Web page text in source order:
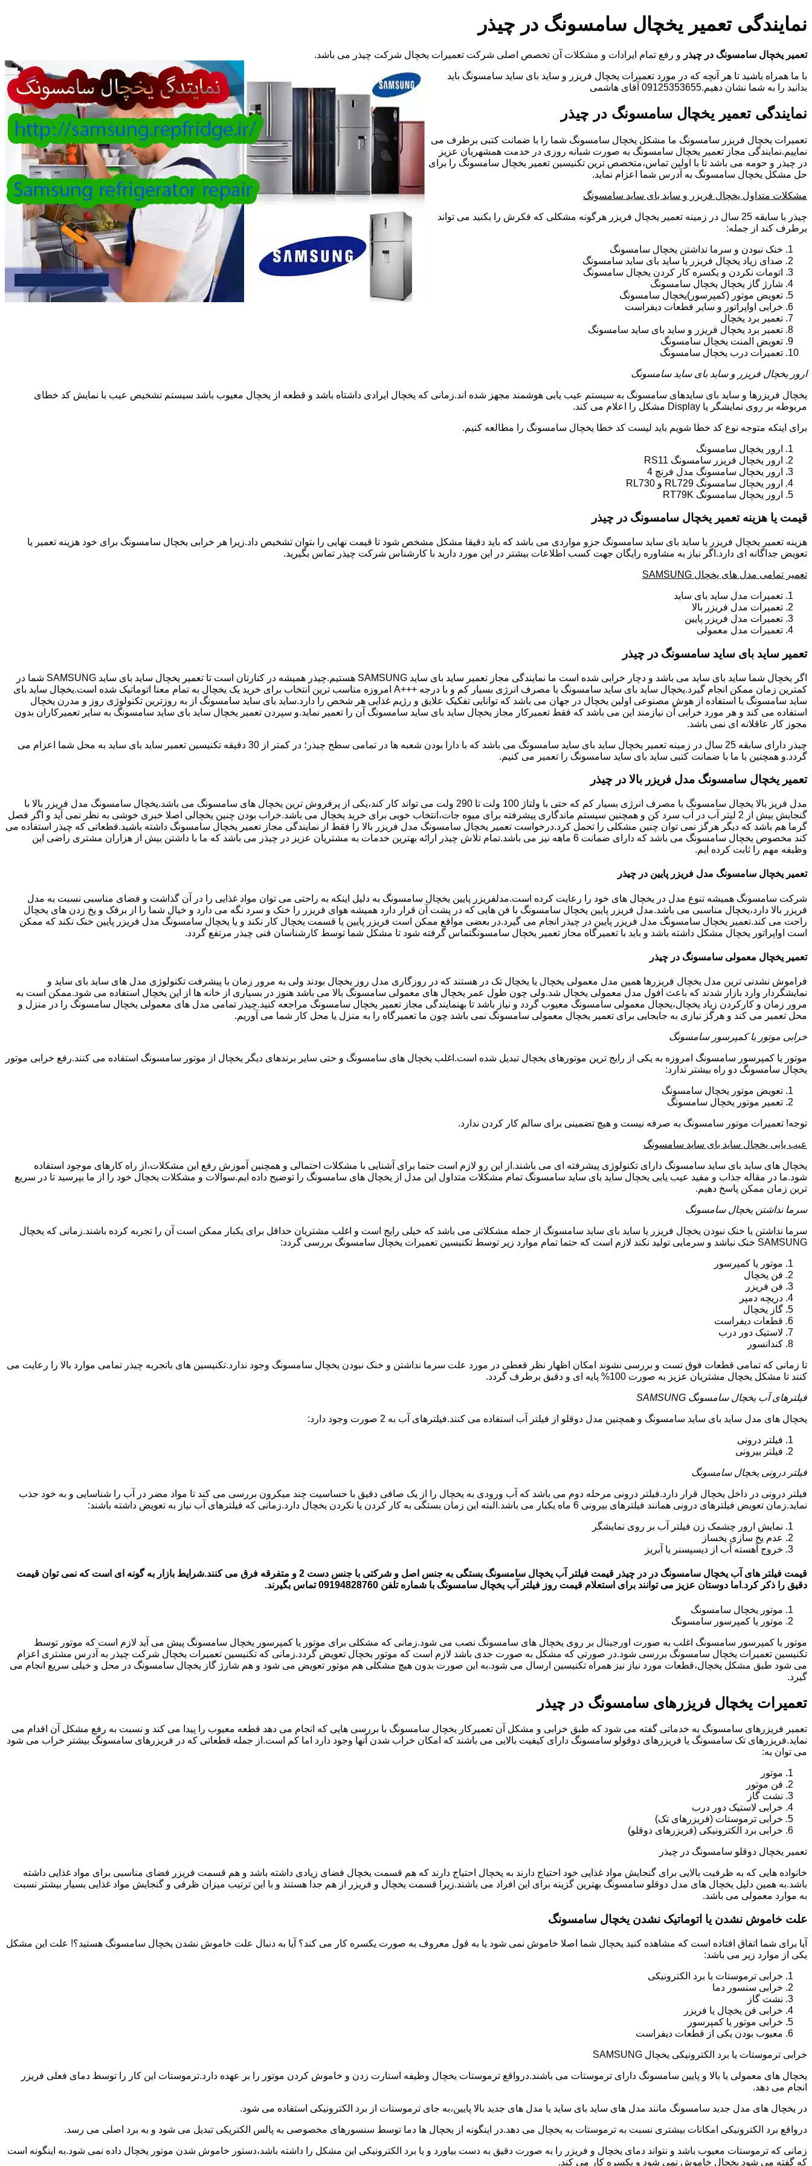
نمایندگی تعمیر یخچال سامسونگ در چیذر
تعمیر یخچال سامسونگ در چیذر و رفع تمام ایرادات و مشکلات آن تخصص اصلی شرکت تعمیرات یخچال شرکت چیذر می باشد.
با ما همراه باشید تا هر آنچه که در مورد تعمیرات یخچال فریزر و ساید بای ساید سامسونگ باید
بدانید را به شما نشان دهیم.09125353655 آقای هاشمی
نمایندگی تعمیر یخچال سامسونگ در چیذر
تعمیرات یخچال فریزر سامسونگ ما مشکل یخچال سامسونگ شما را با ضمانت کتبی برطرف می
نماییم.نمایندگی مجاز تعمیر یخچال سامسونگ به صورت شبانه روزی در خدمت همشهریان عزیز
در چیذر و حومه می باشد تا با اولین تماس،متخصص ترین تکنیسین تعمیر یخچال سامسونگ را برای
حل مشکل یخچال سامسونگ به آدرس شما اعزام نماید.
مشکلات متداول یخچال فریزر و ساید بای ساید سامسونگ
چیذر با سابقه 25 سال در زمینه تعمیر یخچال فریزر هرگونه مشکلی که فکرش را بکنید می تواند
برطرف کند از جمله:
خنک نبودن و سرما نداشتن یخچال سامسونگ
صدای زیاد یخچال فریزر یا ساید بای ساید سامسونگ
اتومات نکردن و یکسره کار کردن یخچال سامسونگ
شارژ گاز یخچال یخچال سامسونگ
تعویض موتور (کمپرسور)یخچال سامسونگ
خرابی اواپراتور و سایر قطعات دیفراست
تعمیر برد یخچال
تعمیر برد یخچال فریزر و ساید بای ساید سامسونگ
تعویض المنت یخچال سامسونگ
تعمیرات درب یخچال سامسونگ
ارور یخچال فریزر و ساید بای ساید سامسونگ
یخچال فریزرها و ساید بای سایدهای سامسونگ به سیستم عیب یابی هوشمند مجهز شده اند.زمانی که یخچال ایرادی داشتاه باشد و قطعه از یخچال معیوب باشد سیستم تشخیص عیب با نمایش کد خطای
مربوطه بر روی نمایشگر یا Display مشکل را اعلام می کند.
برای اینکه متوجه نوع کد خطا شویم باید لیست کد خطا یخچال سامسونگ را مطالعه کنیم.
ارور یخچال سامسونگ
ارور یخچال فریزر سامسونگ RS11
ارور یخچال سامسونگ مدل فرنچ 4
ارور یخچال سامسونگ RL729 و RL730
ارور یخچال سامسونگ RT79K
قیمت یا هزینه تعمیر یخچال سامسونگ در چیذر
هزینه تعمیر یخچال فریزر یا ساید بای ساید سامسونگ جزو مواردی می باشد که باید دقیقا مشکل مشخص شود تا قیمت نهایی را بتوان تشخیص داد.زیرا هر خرابی یخچال سامسونگ برای خود هزینه تعمیر یا
تعویض جداگانه ای دارد.اگر نیاز به مشاوره رایگان جهت کسب اطلاعات بیشتر در این مورد دارید با کارشناس شرکت چیذر تماس بگیرید.
تعمیر تمامی مدل های یخچال SAMSUNG
تعمیرات مدل ساید بای ساید
تعمیرات مدل فریزر بالا
تعمیرات مدل فریزر پایین
تعمیرات مدل معمولی
تعمیر ساید بای ساید سامسونگ در چیذر
اگر یخچال شما ساید بای ساید می باشد و دچار خرابی شده است ما نمایندگی مجاز تعمیر ساید بای ساید SAMSUNG هستیم.چیذر همیشه در کنارتان است تا تعمیر یخچال ساید بای ساید SAMSUNG شما در
کمترین زمان ممکن انجام گیرد.یخچال ساید بای ساید سامسونگ با مصرف انرژی بسیار کم و با درجه +++A امروزه مناسب ترین انتخاب برای خرید یک یخچال به تمام معنا اتوماتیک شده است.یخچال ساید بای
ساید سامسونگ با استفاده از هوش مصنوعی اولین یخچال در جهان می باشد که توانایی تفکیک علایق و رژیم غذایی هر شخص را دارد.ساید بای ساید سامسونگ از به روزترین تکنولوژی روز و مدرن یخچال
استفاده می کند و هر مورد خرابی آن نیازمند این می باشد که فقط تعمیرکار مجاز یخچال ساید بای ساید سامسونگ آن را تعمیر نماید.و سپردن تعمیر یخچال ساید بای ساید سامسونگ به سایر تعمیرکاران بدون
مجوز کار عاقلانه ای نمی باشد.
چیذر دارای سابقه 25 سال در زمینه تعمیر یخچال ساید بای ساید سامسونگ می باشد که با دارا بودن شعبه ها در تمامی سطح چیذر؛ در کمتر از 30 دقیقه تکنیسین تعمیر ساید بای ساید به محل شما اعزام می
گردد.و همچنین با ما با ضمانت کتبی ساید بای ساید سامسونگ را تعمیر می کنیم.
تعمیر یخچال سامسونگ مدل فریزر بالا در چیذر
مدل فریز بالا یخچال سامسونگ با مصرف انرژی بسیار کم که حتی با ولتاژ 100 ولت تا 290 ولت می تواند کار کند،یکی از پرفروش ترین یخچال های سامسونگ می باشد.یخچال سامسونگ مدل فریزر بالا با
گنجایش بیش از 2 لیتر آب در آب سرد کن و همچنین سیستم ماندگاری پیشرفته برای میوه جات،انتخاب خوبی برای خرید یخچال می باشد.خراب بودن چنین یخچالی اصلا خبری خوشی به نظر نمی آید و اگر فصل
گرما هم باشد که دیگر هرگز نمی توان چنین مشکلی را تحمل کرد.درخواست تعمیر یخچال سامسونگ مدل فریزر بالا را فقط از نمایندگی مجاز تعمیر یخچال سامسونگ داشته باشید.قطعاتی که چیذر استفاده می
کند مخصوص یخچال سامسونگ می باشد که دارای ضمانت 6 ماهه نیز می باشد.تمام تلاش چیذر ارائه بهترین خدمات به مشتریان عزیز در چیذر می باشد که ما با داشتن بیش از هزاران مشتری راضی این
وظیفه مهم را ثابت کرده ایم.
تعمیر یخچال سامسونگ مدل فریزر پایین در چیذر
شرکت سامسونگ همیشه تنوع مدل در یخچال های خود را رعایت کرده است.مدلفریزر پایین یخچال سامسونگ به دلیل اینکه به راحتی می توان مواد غذایی را در آن گذاشت و فضای مناسبی نسبت به مدل
فریزر بالا دارد،یخچال مناسبی می باشد.مدل فریزر پایین یخچال سامسونگ با فن هایی که در پشت آن قرار دارد همیشه هوای فریزر را خنک و سرد نگه می دارد و خیال شما را از برفک و یخ زدن های یخچال
راحت می کند.تعمیر یخچال سامسونگ مدل فریزر پایین در چیذر انجام می گیرد.در بعضی مواقع ممکن است فریزر پایین یا قسمت یخچال کار نکند و یا یخچال سامسونگ مدل فریزر پایین خنک نکند که ممکن
است اواپراتور یخچال مشکل داشته باشد و باید با تعمیرگاه مجاز تعمیر یخچال سامسونگتماس گرفته شود تا مشکل شما توسط کارشناسان فنی چیذر مرتفع گردد.
تعمیر یخچال معمولی سامسونگ در چیذر
فراموش نشدنی ترین مدل یخچال فریزرها همین مدل معمولی یخچال یا یخچال تک در هستند که در روزگاری مدل روز یخچال بودند ولی به مرور زمان با پیشرفت تکنولوژی مدل های ساید بای ساید و
نمایشگردار وارد بازار شدند که باعث افول مدل معمولی یخچال شد.ولی چون طول عمر یخچال های معمولی سامسونگ بالا می باشد هنوز در بسیاری از خانه ها از این یخچال استفاده می شود.ممکن است به
مرور زمان و کارکردن زیاد یخچال،یخچال معمولی سامسونگ معیوب گردد و نیاز باشد تا بهنمایندگی مجاز تعمیر یخچال سامسونگ مراجعه کنید.چیذر تمامی مدل های معمولی یخچال سامسونگ را در منزل و
محل تعمیر می کند و هرگز نیازی به جابجایی برای تعمیر یخچال معمولی سامسونگ نمی باشد چون ما تعمیرگاه را به منزل یا محل کار شما می آوریم.
خرابی موتور یا کمپرسور سامسونگ
موتور یا کمپرسور سامسونگ امروزه به یکی از رایج ترین موتورهای یخچال تبدیل شده است.اغلب یخچال های سامسونگ و حتی سایر برندهای دیگر یخچال از موتور سامسونگ استفاده می کنند.رفع خرابی موتور
یخچال سامسونگ دو راه بیشتر ندارد:
تعویض موتور یخچال سامسونگ
تعمیر موتور یخچال سامسونگ
توجه! تعمیرات موتور سامسونگ به صرفه نیست و هیچ تضمینی برای سالم کار کردن ندارد.
عیب یابی یخچال ساید بای ساید سامسونگ
یخچال های ساید بای ساید سامسونگ دارای تکنولوژی پیشرفته ای می باشند.از این رو لازم است حتما برای آشنایی با مشکلات احتمالی و همچنین آموزش رفع این مشکلات،از راه کارهای موجود استفاده
شود.ما در مقاله جذاب و مفید عیب یابی یخچال ساید بای ساید سامسونگ تمام مشکلات متداول این مدل از یخچال های سامسونگ را توضیح داده ایم.سوالات و مشکلات یخچال خود را از ما بپرسید تا در سریع
ترین زمان ممکن پاسخ دهیم.
سرما نداشتن یخچال سامسونگ
سرما نداشتن یا خنک نبودن یخچال فریزر یا ساید بای ساید سامسونگ از جمله مشکلاتی می باشد که خیلی رایج است و اغلب مشتریان حداقل برای یکبار ممکن است آن را تجربه کرده باشند.زمانی که یخچال
SAMSUNG خنک نباشد و سرمایی تولید نکند لازم است که حتما تمام موارد زیر توسط تکنیسین تعمیرات یخچال سامسونگ بررسی گردد:
موتور یا کمپرسور
فن یخچال
فن فریزر
دریچه دمپر
گاز یخچال
قطعات دیفراست
لاستیک دور درب
کندانسور
تا زمانی که تمامی قطعات فوق تست و بررسی نشوند امکان اظهار نظر قعطی در مورد علت سرما نداشتن و خنک نبودن یخچال سامسونگ وجود ندارد.تکنیسین های باتجربه چیذر تمامی موارد بالا را رعایت می
کنند تا مشکل یخچال مشتریان عزیز به صورت 100% پایه ای و دقیق برطرف گردد.
فیلترهای آب یخچال سامسونگ SAMSUNG
یخچال های مدل ساید بای ساید سامسونگ و همچنین مدل دوقلو از فیلتر آب استفاده می کنند.فیلترهای آب به 2 صورت وجود دارد:
فیلتر درونی
فیلتر بیرونی
فیلتر درونی یخچال سامسونگ
فیلتر درونی در داخل یخچال قرار دارد.فیلتر درونی مرحله دوم می باشد که آب ورودی به یخچال را از یک صافی دقیق با حساسیت چند میکرون بررسی می کند تا مواد مضر در آب را شناسایی و به خود جذب
نماید.زمان تعویض فیلترهای درونی همانند فیلترهای بیرونی 6 ماه یکبار می باشد.البته این زمان بستگی به کار کردن یا نکردن یخچال دارد.زمانی که فیلترهای آب نیاز به تعویض داشته باشند:
نمایش ارور چشمک زن فیلتر آب بر روی نمایشگر
عدم یخ سازی یخساز
خروج آهسته آب از دیسپسنر یا آبریز
قیمت فیلتر های آب یخچال سامسونگ در در چیذر قیمت فیلتر آب یخچال سامسونگ بستگی به جنس اصل و شرکتی با جنس دست 2 و متفرقه فرق می کنند.شرایط بازار به گونه ای است که نمی توان قیمت
دقیق را ذکر کرد.اما دوستان عزیز می توانند برای استعلام قیمت روز فیلتر آب یخچال سامسونگ با شماره تلفن 09194828760 تماس بگیرند.
موتور یخچال سامسونگ
موتور یا کمپرسور سامسونگ
موتور یا کمپرسور سامسونگ اغلب به صورت اورجینال بر روی یخچال های سامسونگ نصب می شود.زمانی که مشکلی برای موتور یا کمپرسور یخچال سامسونگ پیش می آید لازم است که موتور توسط
تکنیسین تعمیرات یخچال سامسونگ بررسی شود.در صورتی که مشکل به صورت جدی باشد لازم است که موتور یخچال تعویض گردد.زمانی که تکنیسین تعمیرات یخچال شرکت چیذر به آدرس مشتری اعزام
می شود طبق مشکل یخچال،قطعات مورد نیاز نیز همراه تکنیسین ارسال می شود.به این صورت بدون هیچ مشکلی هم موتور تعویض می شود و هم شارژ گاز یخچال سامسونگ در محل و خیلی سریع انجام می
گیرد.
تعمیرات یخچال فریزرهای سامسونگ در چیذر
تعمیر فریزرهای سامسونگ به خدماتی گفته می شود که طبق خرابی و مشکل آن تعمیرکار یخچال سامسونگ با بررسی هایی که انجام می دهد قطعه معیوب را پیدا می کند و نسبت به رفع مشکل آن اقدام می
نماید.فریزرهای تک سامسونگ یا فریزرهای دوقولو سامسونگ دارای کیفیت بالایی می باشند که امکان خراب شدن آنها وجود دارد اما کم است.از جمله قطعاتی که در فریزرهای سامسونگ بیشتر خراب می شود
می توان به:
موتور
فن موتور
نشت گاز
خرابی لاستیک دور درب
خرابی ترموستات (فریزرهای تک)
خرابی برد الکترونیکی (فریزرهای دوقلو)
تعمیر یخچال دوقلو سامسونگ در چیذر
خانواده هایی که به ظرفیت بالایی برای گنجایش مواد غذایی خود احتیاج دارند به یخچال احتیاج دارند که هم قسمت یخچال فضای زیادی داشته باشد و هم قسمت فریزر فضای مناسبی برای مواد غذایی داشته
باشد.به همین دلیل یخچال های مدل دوقلو سامسونگ بهترین گزینه برای این افراد می باشند.زیرا قسمت یخچال و فریزر از هم جدا هستند و با این ترتیب میزان ظرفی و گنجایش مواد غذایی بسیار بیشتر نسبت
به موارد معمولی می باشد.
علت خاموش نشدن یا اتوماتیک نشدن یخچال سامسونگ
آیا برای شما اتفاق افتاده است که مشاهده کنید یخچال شما اصلا خاموش نمی شود یا به قول معروف به صورت یکسره کار می کند؟ آیا به دنبال علت خاموش نشدن یخچال سامسونگ هستید؟! علت این مشکل
یکی از موارد زیر می باشد:
خرابی ترموستات یا برد الکترونیکی
خرابی سنسور دما
نشت گاز
خرابی فن یخچال یا فریزر
خرابی موتور یا کمپرسور
معیوب بودن یکی از قطعات دیفراست
خرابی ترموستات یا برد الکترونیکی یخچال SAMSUNG
یخچال های معمولی یا بالا و پایین سامسونگ دارای ترموستات می باشند.درواقع ترموستات یخچال وظیفه استارت زدن و خاموش کردن موتور را بر عهده دارد.ترموستات این کار را توسط دمای فعلی فریزر
انجام می دهد.
در یخچال های مدل جدید سامسونگ مانند مدل های ساید بای ساید یا مدل های جدید بالا پایین،به جای ترموستات از برد الکترونیکی استفاده می شود.
درواقع برد الکترونیکی امکانات بیشتری نسبت به ترموستات به یخچال می دهد.در اینگونه از یخچال ها دما توسط سنسورهای مخصوصی به پالس الکتریکی تبدیل می شود و به برد اصلی می رسد.
زمانی که ترموستات معیوب باشد و نتواند دمای یخچال و فریزر را به صورت دقیق به دست بیاورد و یا برد الکترونیکی این مشکل را داشته باشد،دستور خاموش شدن موتور یخچال داده نمی شود.به اینگونه است
که گفته می شود یخچال خاموش نمی شود و یکسره کار می کند.